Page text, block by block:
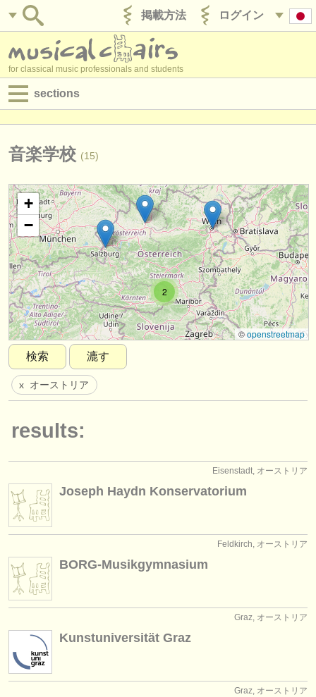
ログイン
掲載方法
for classical music professionals and students
sections
求人情報 (演奏関係の職)
求人情報 (管理者関連の職)
degree courses
講習会
コンクール
楽器の販売
盗まれた楽器
ディレクトリー:
音楽学校
musicalchairs:
musicalchairsについて
rss feeds
出版社:
掲載方法
音楽学校 (15)
2
+
−
©openstreetmap
検索
漉す
x オーストリア
results:
Eisenstadt, オーストリア
Joseph Haydn Konservatorium
Feldkirch, オーストリア
BORG-Musikgymnasium
Graz, オーストリア
Kunstuniversität Graz
Graz, オーストリア